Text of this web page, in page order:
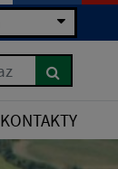
KONTAKTY